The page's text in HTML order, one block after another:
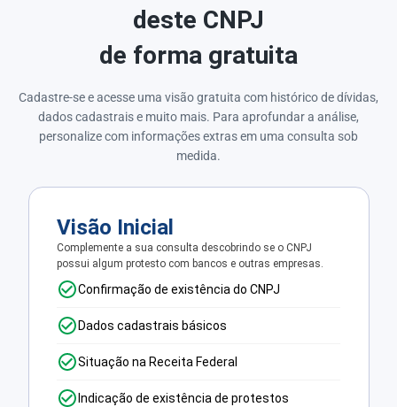
deste CNPJ
de forma gratuita
Cadastre-se e acesse uma visão gratuita com histórico de dívidas,
dados cadastrais e muito mais. Para aprofundar a análise,
personalize com informações extras em uma consulta sob
medida.
Visão Inicial
Complemente a sua consulta descobrindo se o CNPJ
possui algum protesto com bancos e outras empresas.
Confirmação de existência do CNPJ
Dados cadastrais básicos
Situação na Receita Federal
Indicação de existência de protestos